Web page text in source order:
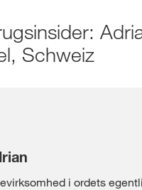
Schweiz
i ordets